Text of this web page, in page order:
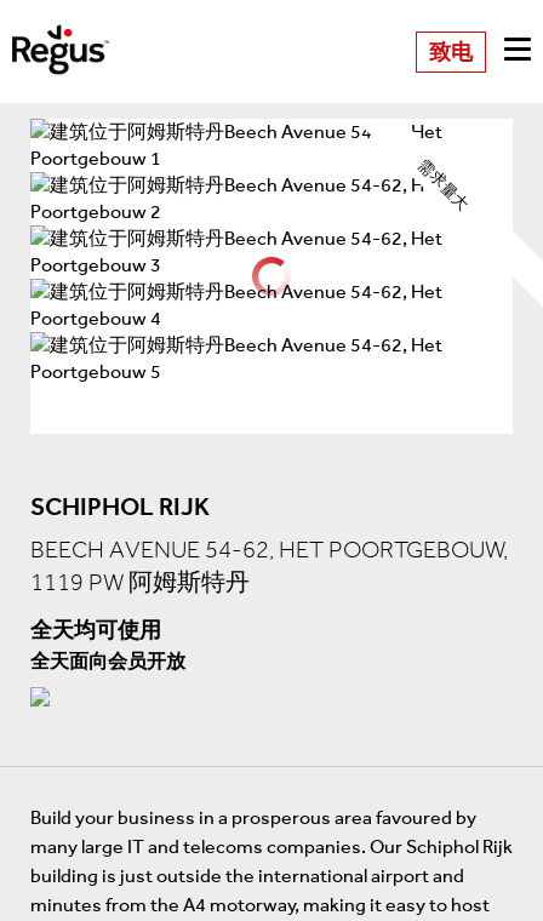
致电
需求量大
SCHIPHOL RIJK
BEECH AVENUE 54-62, HET POORTGEBOUW,
1119 PW 阿姆斯特丹
全天均可使用
全天面向会员开放
Build your business in a prosperous area favoured by
many large IT and telecoms companies. Our Schiphol Rijk
building is just outside the international airport and
minutes from the A4 motorway, making it easy to host